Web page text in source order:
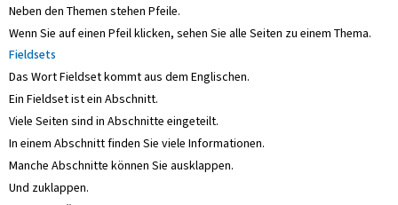
Neben den Themen stehen Pfeile.
Wenn Sie auf einen Pfeil klicken, sehen Sie alle Seiten zu einem Thema.
Fieldsets
Das Wort Fieldset kommt aus dem Englischen.
Ein Fieldset ist ein Abschnitt.
Viele Seiten sind in Abschnitte eingeteilt.
In einem Abschnitt finden Sie viele Informationen.
Manche Abschnitte können Sie ausklappen.
Und zuklappen.